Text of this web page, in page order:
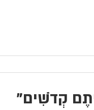
קְדֹשִׁים"